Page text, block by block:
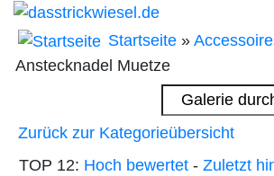
Startseite »
Anstecknadel Muetze
Zurück zur Kategorieübersicht
TOP 12: Hoch bewertet - Zuletzt